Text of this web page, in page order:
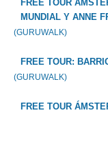
FREE TOUR
MUNDIAL Y ANNE
(GURUWALK)
FREE TOUR:
(GURUWALK)
FREE TOUR